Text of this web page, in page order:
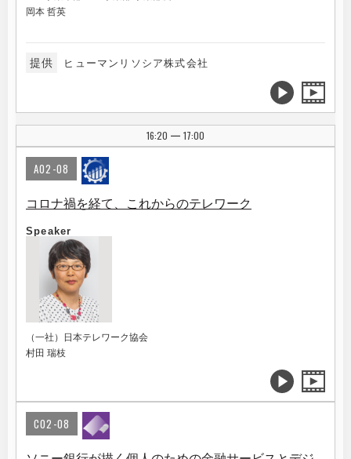
岡本 哲英
提供 ヒューマンリソシア株式会社
16:20 | 17:00
A02-08
コロナ禍を経て、これからのテレワーク
Speaker
（一社）日本テレワーク協会
村田 瑞枝
C02-08